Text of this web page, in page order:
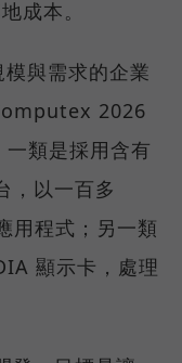
成本。
與需求的企業
2026
類是採用含有
，以一百多
用程式；另一類
顯示卡，處理